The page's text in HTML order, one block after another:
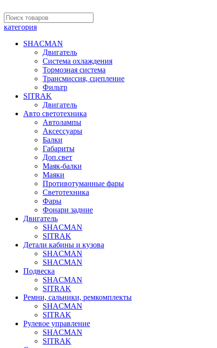
категория
SHACMAN
Двигатель
Система охлаждения
Тормозная система
Трансмиссия, сцепление
Фильтр
SITRAK
Двигатель
Авто светотехника
Автолампы
Аксессуары
Балки
Габариты
Доп.свет
Маяк-балки
Маяки
Противотуманные фары
Светотехника
Фары
Фонари задние
Двигатель
SHACMAN
SITRAK
Детали кабины и кузова
SHACMAN
SHACMAN
Подвеска
SHACMAN
SITRAK
Ремни, сальники, ремкомплекты
SHACMAN
SITRAK
Рулевое управление
SHACMAN
SITRAK